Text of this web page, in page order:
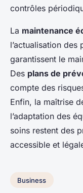
contrôles
La maintenance
l’actualisation des
garantissent le
Des plans de
compte des
Enfin, la maîtrise
l’adaptation des
soins restent des
accessible et
Business